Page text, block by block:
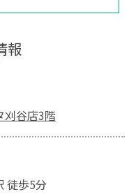
報
刈谷店3階
徒歩5分